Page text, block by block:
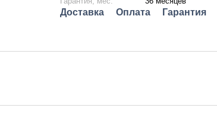
Доставка Оплата Гарантия